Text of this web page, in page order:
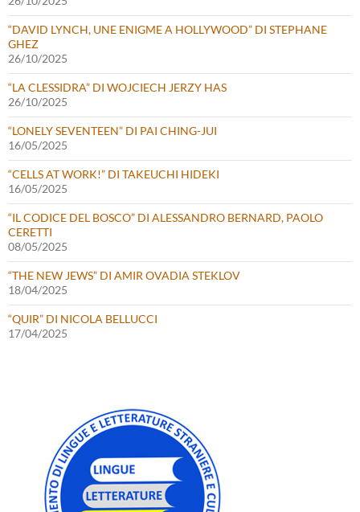
“DAVID LYNCH, UNE ENIGME A HOLLYWOOD” DI STEPHANE
GHEZ
26/10/2025
“LA CLESSIDRA” DI WOJCIECH JERZY HAS
26/10/2025
“LONELY SEVENTEEN” DI PAI CHING-JUI
16/05/2025
“CELLS AT WORK!” DI TAKEUCHI HIDEKI
16/05/2025
“IL CODICE DEL BOSCO” DI ALESSANDRO BERNARD, PAOLO
CERETTI
08/05/2025
“THE NEW JEWS” DI AMIR OVADIA STEKLOV
18/04/2025
“QUIR” DI NICOLA BELLUCCI
17/04/2025